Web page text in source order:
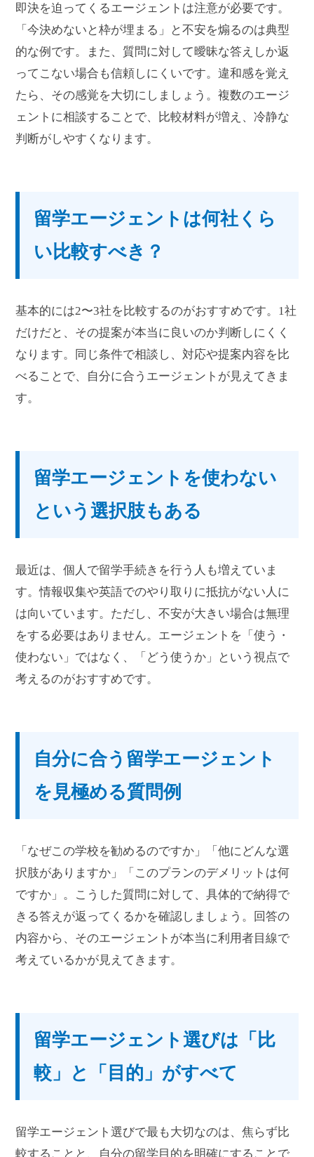
即決を迫ってくるエージェントは注意が必要です。
「今決めないと枠が埋まる」と不安を煽るのは典型
的な例です。また、質問に対して曖昧な答えしか返
ってこない場合も信頼しにくいです。違和感を覚え
たら、その感覚を大切にしましょう。複数のエージ
ェントに相談することで、比較材料が増え、冷静な
判断がしやすくなります。
留学エージェントは何社くら
い比較すべき？
基本的には2〜3社を比較するのがおすすめです。1社
だけだと、その提案が本当に良いのか判断しにくく
なります。同じ条件で相談し、対応や提案内容を比
べることで、自分に合うエージェントが見えてきま
す。
留学エージェントを使わない
という選択肢もある
最近は、個人で留学手続きを行う人も増えていま
す。情報収集や英語でのやり取りに抵抗がない人に
は向いています。ただし、不安が大きい場合は無理
をする必要はありません。エージェントを「使う・
使わない」ではなく、「どう使うか」という視点で
考えるのがおすすめです。
自分に合う留学エージェント
を見極める質問例
「なぜこの学校を勧めるのですか」「他にどんな選
択肢がありますか」「このプランのデメリットは何
ですか」。こうした質問に対して、具体的で納得で
きる答えが返ってくるかを確認しましょう。回答の
内容から、そのエージェントが本当に利用者目線で
考えているかが見えてきます。
留学エージェント選びは「比
較」と「目的」がすべて
留学エージェント選びで最も大切なのは、焦らず比
較することと、自分の留学目的を明確にすることで